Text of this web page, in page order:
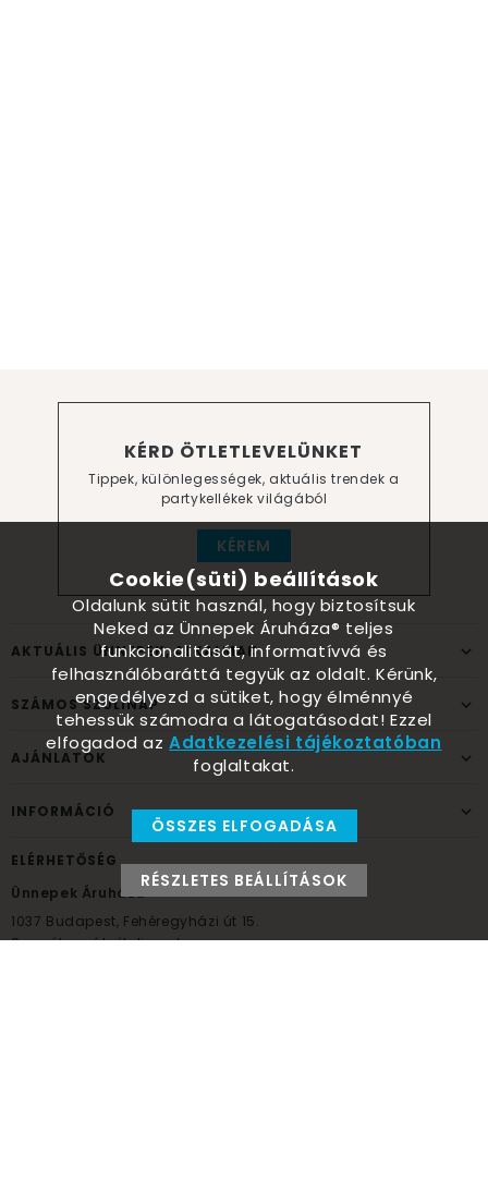
KÉRD ÖTLETLEVELÜNKET
Tippek, különlegességek, aktuális trendek a
partykellékek világából
KÉREM
AKTUÁLIS ÜNNEPEK, ALKALMAK
SZÁMOS SZÜLINAP
AJÁNLATOK
INFORMÁCIÓ
ELÉRHETŐSÉG
Ünnepek Áruháza
1037 Budapest, Fehéregyházi út 15.
Személyes átvételi pont
Cookie(süti) beállítások
Oldalunk sütit használ, hogy biztosítsuk
Neked az Ünnepek Áruháza® teljes
funkcionalitását, informatívvá és
felhasználóbaráttá tegyük az oldalt. Kérünk,
engedélyezd a sütiket, hogy élménnyé
tehessük számodra a látogatásodat! Ezzel
elfogadod azAdatkezelési tájékoztatóban
foglaltakat.
ÖSSZES ELFOGADÁSA
RÉSZLETES BEÁLLÍTÁSOK